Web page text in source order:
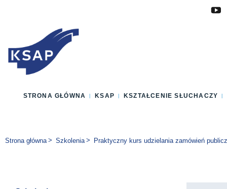
STRONA GŁÓWNA KSAP KSZTAŁCENIE SŁUCHACZY
Jesteś tutaj:
Strona główna Szkolenia Praktyczny kurs udzielania zamówień